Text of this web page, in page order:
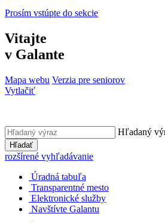
Prosím vstúpte do sekcie
Vitajte
v Galante
Mapa webu Verzia pre seniorov
Vytlačiť
Hľadaný
Hľadať
rozšírené vyhľadávanie
Úradná tabuľa
Transparentné mesto
Elektronické služby
Navštívte Galantu